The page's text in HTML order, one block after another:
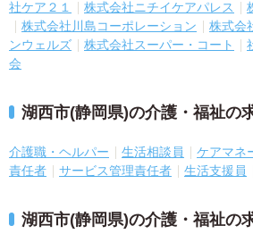
社ケア２１
株式会社ニチイケアパレス
株式会社川島コーポレーション
株式会
ンウェルズ
株式会社スーパー・コート
会
湖西市(静岡県)の介護・福祉の
介護職・ヘルパー 生活相談員 ケアマネ
責任者
サービス管理責任者 生活支援員
湖西市(静岡県)の介護・福祉の